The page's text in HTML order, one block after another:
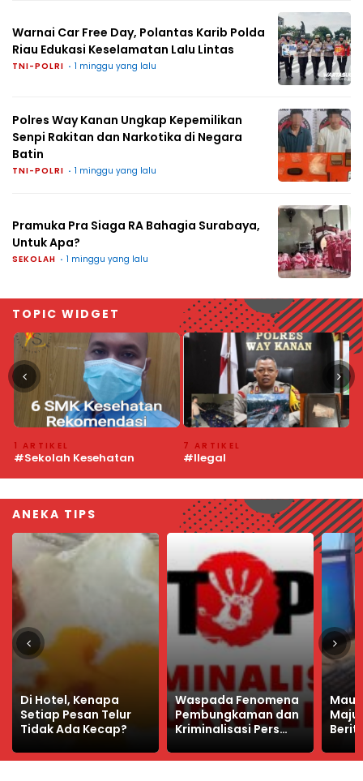
Warnai Car Free Day, Polantas Karib Polda
Riau Edukasi Keselamatan Lalu Lintas
TNI-POLRI 1 minggu yang lalu
Polres Way Kanan Ungkap Kepemilikan
Senpi Rakitan dan Narkotika di Negara
Batin
TNI-POLRI 1 minggu yang lalu
Pramuka Pra Siaga RA Bahagia Surabaya,
Untuk Apa?
SEKOLAH 1 minggu yang lalu
TOPIC WIDGET
7 ARTIKEL
#Ilegal
4 ARTIKEL
#Pedamaran VI
ANEKA TIPS
Waspada Fenomena
Pembungkaman dan
Kriminalisasi Pers
Mau Usahamu lebih
Maju? Tayangkan
Beritanya di Media Ini